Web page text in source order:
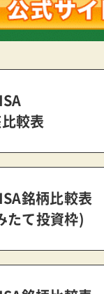
較表
銘柄比較表
たて投資枠)